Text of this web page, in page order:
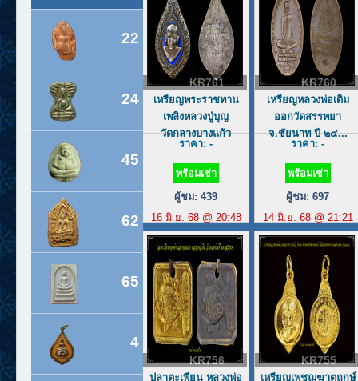
22
24
45
62
65
4
KR761
เหรียญพระราชทาน
เพลิงหลวงปู่บุญ
วัดกลางบางแก้ว
ราคา: -
พร้อมเช่า
ผู้ชม: 439
16 มิ.ย. 68 @ 20:48
KR760
เหรียญหลวงพ่อเดิม
ออกวัดสรรพยา
จ.ชัยนาท ปี ๒๔...
ราคา: -
พร้อมเช่า
ผู้ชม: 697
14 มิ.ย. 68 @ 21:21
KR756
ปลาตะเพียน หลวงพ่อ
KR755
เหรียญเพชฌฆาตฤกษ์